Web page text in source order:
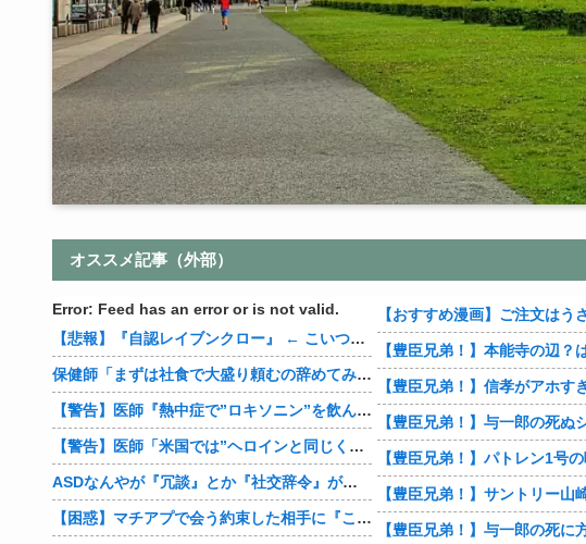
オススメ記事（外部）
Error: Feed has an error or is not valid.
【悲報】『自認レイブンクロー』 ← こいつらのタチ悪い率は異常
保健師「まずは社食で大盛り頼むの辞めてみます？」 ワイ「…食っちゃいけないものを売ってるのか？」
【警告】医師『熱中症で”ロキソニン”を飲んではいけない理由がこれ』
【警告】医師「米国では”ヘロインと同じくらいヤバい薬”が日本では平気で処方されてる」
ASDなんやが『冗談』とか『社交辞令』がマジでわからなくて怖い
【困惑】マチアプで会う約束した相手に『この返信』送ったらブロックされたんやが…
【豊臣兄弟！】サントリー山
【豊臣兄弟！】与一郎の死に